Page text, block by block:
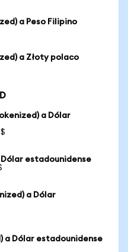
a Peso Filipino
a Złoty polaco
a Dólar
Dólar estadounidense
a Dólar
a Dólar estadounidense